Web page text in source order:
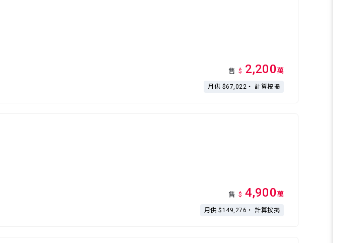
售 $ 2,200萬
月供 $67,022・ 計算按揭
售 $ 4,900萬
月供 $149,276・ 計算按揭